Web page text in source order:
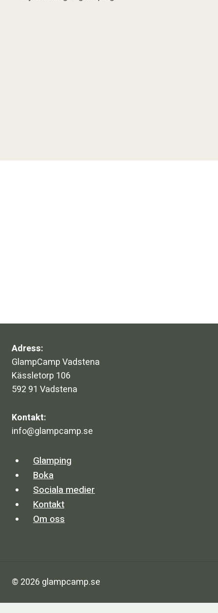
Adress:
GlampCamp Vadstena
Kässletorp 106
592 91 Vadstena
Kontakt:
info@glampcamp.se
Glamping
Boka
Sociala medier
Kontakt
Om oss
© 2026 glampcamp.se